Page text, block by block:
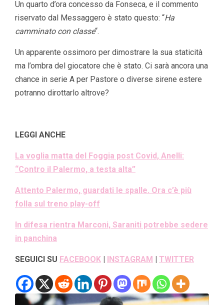
Un quarto d’ora concesso da Fonseca, e il commento
riservato dal Messaggero è stato questo: “Ha
camminato con classe“.
Un apparente ossimoro per dimostrare la sua staticità
ma l’ombra del giocatore che è stato. Ci sarà ancora una
chance in serie A per Pastore o diverse sirene estere
potranno dirottarlo altrove?
LEGGI ANCHE
La voglia matta del Foggia post Covid, Anelli:
“Contro il Palermo, a testa alta”
Attento Palermo, guardati le spalle. Ora c’è più
folla sul treno play-off
In difesa rientra Marconi, Saraniti potrebbe sedere
in panchina
SEGUICI SU FACEBOOK | INSTAGRAM | TWITTER